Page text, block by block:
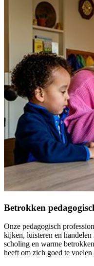
Betrokken
Onze pedagogisch
kijken, luisteren en
scholing en warme
heeft om zich goed te